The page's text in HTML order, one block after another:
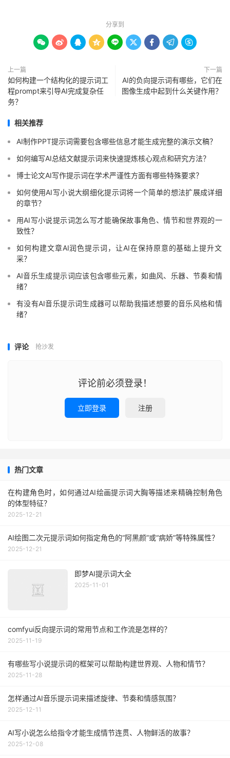
分享到
        
上一篇
如何构建一个结构化的提示词工
程prompt来引导AI完成复杂任
务？
下一篇
AI的负向提示词有哪些，它们在
图像生成中起到什么关键作用？
相关推荐
AI制作PPT提示词需要包含哪些信息才能生成完整的演示文稿？
如何编写AI总结文献提示词来快速提炼核心观点和研究方法？
博士论文AI写作提示词在学术严谨性方面有哪些特殊要求？
如何使用AI写小说大纲细化提示词将一个简单的想法扩展成详细
的章节？
用AI写小说提示词怎么写才能确保故事角色、情节和世界观的一
致性？
如何构建文章AI润色提示词，让AI在保持原意的基础上提升文
采？
AI音乐生成提示词应该包含哪些元素，如曲风、乐器、节奏和情
绪？
有没有AI音乐提示词生成器可以帮助我描述想要的音乐风格和情
绪？
评论 抢沙发
评论前必须登录！
立即登录 注册
热门文章
在构建角色时，如何通过AI绘画提示词大胸等描述来精确控制角色
的体型特征？
2025-12-21
AI绘图二次元提示词如何指定角色的“阿黑颜”或“病娇”等特殊属性？
2025-12-21
即梦AI提示词大全
2025-11-01
comfyui反向提示词的常用节点和工作流是怎样的？
2025-11-19
有哪些写小说提示词的框架可以帮助构建世界观、人物和情节？
2025-11-28
怎样通过AI音乐提示词来描述旋律、节奏和情感氛围？
2025-12-11
AI写小说怎么给指令才能生成情节连贯、人物鲜活的故事？
2025-12-08